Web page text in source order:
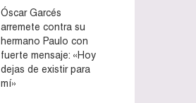
Óscar Garcés
arremete contra su
hermano Paulo con
fuerte mensaje: «Hoy
dejas de existir para
mí»